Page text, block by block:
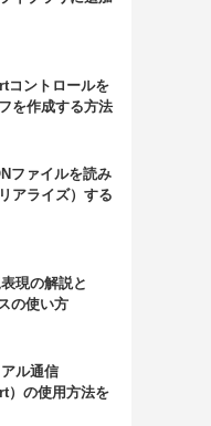
コントロールを
を作成する方法
ファイルを読み
アライズ）する
表現の解説と
の使い方
アル通信
）の使用方法を